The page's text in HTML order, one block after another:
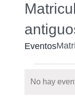
Eventos
Notice
No hay